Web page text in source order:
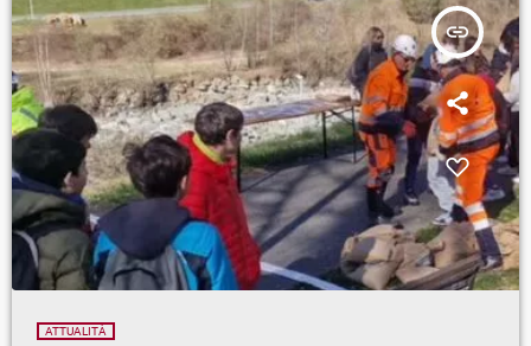
insert_link
ATTUALITÀ